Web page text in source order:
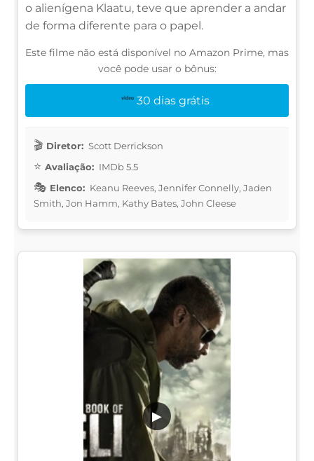
o alienígena Klaatu, teve que aprender a andar
de forma diferente para o papel.
Este filme não está disponível no Amazon Prime, mas
você pode usar o bônus:
30 dias grátis
Diretor: Scott Derrickson
Avaliação: IMDb 5.5
Elenco: Keanu Reeves, Jennifer Connelly, Jaden
Smith, Jon Hamm, Kathy Bates, John Cleese
▶